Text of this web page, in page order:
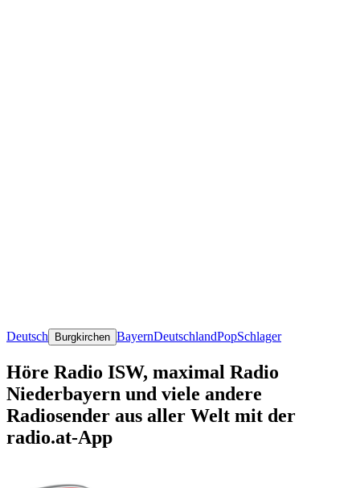
Deutsch Burgkirchen BayernDeutschlandPopSchlager
Höre Radio ISW, maximal Radio
Niederbayern und viele andere
Radiosender aus aller Welt mit der
radio.at-App